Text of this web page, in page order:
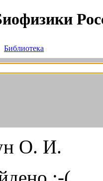
Библиотека
О. И.